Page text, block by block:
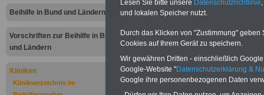
Beihilfe in Bund und Ländern
Vorschriften zur Beihilfe in Bund
und Ländern
Kliniken
Klinikverzeichnis im
Schloßberg-
HGCKliniken
Neurologische
Lesen Sie bitte unsere Datenschutzrichtlinie
und lokalen Speicher nutzt.
Durch das Klicken von "Zustimmung"
Cookies auf Ihrem Gerät zu speichern.
Wir gewähren Dritten - einschließlich
Google-Website "Datenschutzerklärung &
Google ihre personenbezogenen Daten